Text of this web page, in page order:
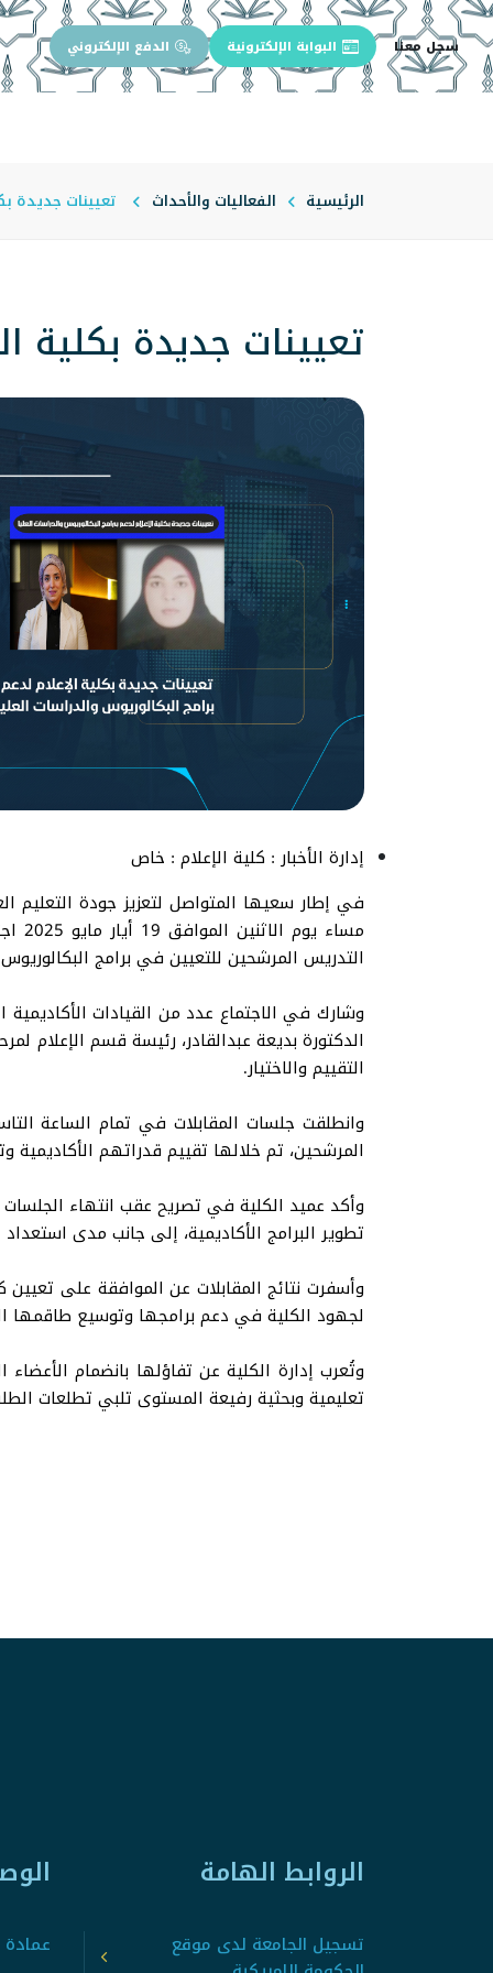
سجل معنا البوابة الإلكترونية الدفع الإلكتروني
الرئيسية الفعاليات والأحداث تعيينات جديدة
تعيينات جديدة بكلية
إدارة الأخبار : كلية الإعلام : خاص
في إطار سعيها المتواصل لتعزيز جودة التعليم
التدريس المرشحين للتعيين في برامج
وشارك في الاجتماع عدد من القيادات الأكاديمية
الدكتورة بديعة عبدالقادر، رئيسة قسم الإعلام
التقييم والاختيار.
وانطلقت جلسات المقابلات في تمام الساعة
المرشحين، تم خلالها تقييم قدراتهم
وأكد عميد الكلية في تصريح عقب انتهاء
تطوير البرامج الأكاديمية، إلى جانب مدى
وأسفرت نتائج المقابلات عن الموافقة على
لجهود الكلية في دعم برامجها وتوسيع طاقمها
وتُعرب إدارة الكلية عن تفاؤلها بانضمام
تعليمية وبحثية رفيعة المستوى تلبي تطلعات
الروابط الهامة
تسجيل الجامعة لدى موقع
عمادة